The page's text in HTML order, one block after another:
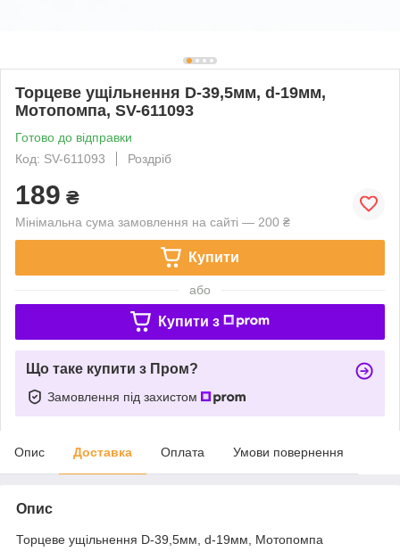
Торцеве ущільнення D-39,5мм, d-19мм,
Мотопомпа, SV-611093
Готово до відправки
Код: SV-611093
Роздріб
189 ₴
Мінімальна сума замовлення на сайті — 200 ₴
Купити
або
Купити з
Що таке купити з Пром?
Замовлення під захистом
Опис Доставка Оплата Умови повернення
Опис
Торцеве ущільнення D-39,5мм, d-19мм, Мотопомпа